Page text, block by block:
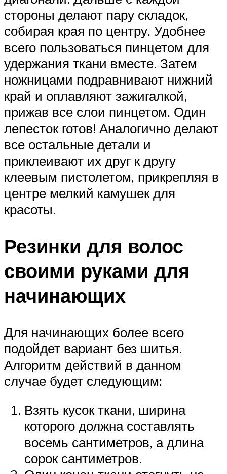
стороны делают пару складок,
собирая края по центру. Удобнее
всего пользоваться пинцетом для
удержания ткани вместе. Затем
ножницами подравнивают нижний
край и оплавляют зажигалкой,
прижав все слои пинцетом. Один
лепесток готов! Аналогично делают
все остальные детали и
приклеивают их друг к другу
клеевым пистолетом, прикрепляя в
центре мелкий камушек для
красоты.
Резинки для волос
своими руками для
начинающих
Для начинающих более всего
подойдет вариант без шитья.
Алгоритм действий в данном
случае будет следующим:
Взять кусок ткани, ширина
которого должна составлять
восемь сантиметров, а длина
сорок сантиметров.